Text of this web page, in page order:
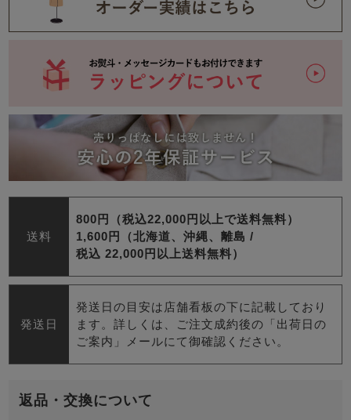
送料
800円（税込22,000円以上で送料無料）
1,600円（北海道、沖縄、離島 /
税込 22,000円以上送料無料）
発送日
発送日の目安は店舗看板の下に記載しており
ます。詳しくは、ご注文成約後の「出荷日の
ご案内」メールにて御確認ください。
返品・交換について